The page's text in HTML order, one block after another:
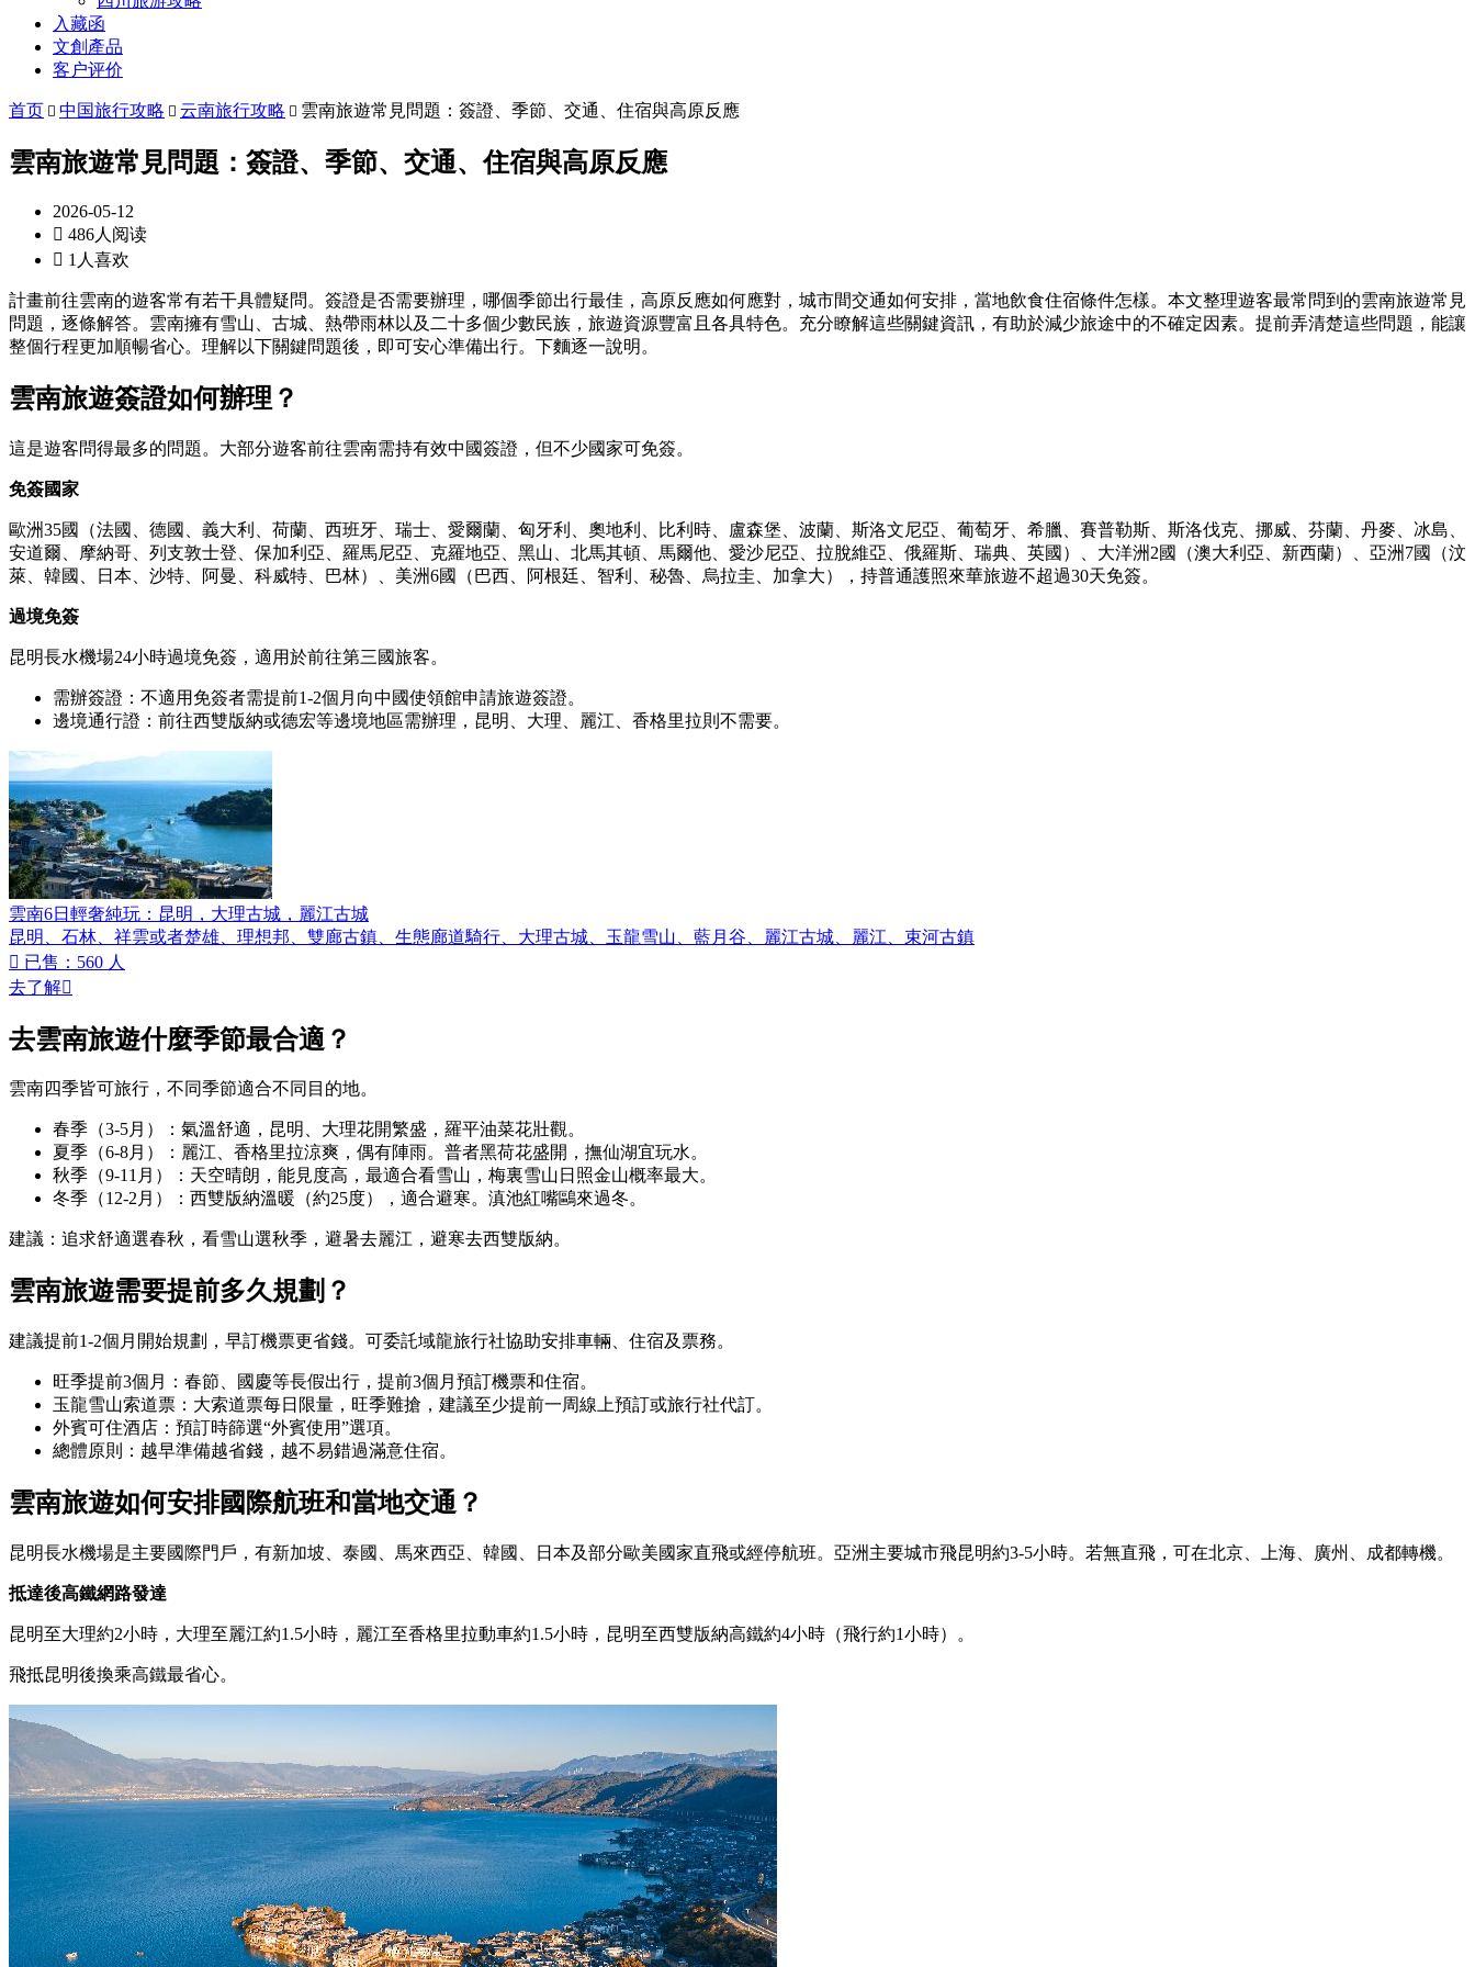
入藏函
文創產品
客户评价
首页  中国旅行攻略  云南旅行攻略  雲南旅遊常見問題：簽證、季節、交通、住宿與高原反應
雲南旅遊常見問題：簽證、季節、交通、住宿與高原反應
2026-05-12
 486人阅读
 1人喜欢
計畫前往雲南的遊客常有若干具體疑問。簽證是否需要辦理，哪個季節出行最佳，高原反應如何應對，城市間交通如何安排，當地飲食住宿條件怎樣。本文整理遊客最常問到的雲南旅遊常見
問題，逐條解答。雲南擁有雪山、古城、熱帶雨林以及二十多個少數民族，旅遊資源豐富且各具特色。充分瞭解這些關鍵資訊，有助於減少旅途中的不確定因素。提前弄清楚這些問題，能讓
整個行程更加順暢省心。理解以下關鍵問題後，即可安心準備出行。下麵逐一說明。
雲南旅遊簽證如何辦理？
這是遊客問得最多的問題。大部分遊客前往雲南需持有效中國簽證，但不少國家可免簽。
免簽國家
歐洲35國（法國、德國、義大利、荷蘭、西班牙、瑞士、愛爾蘭、匈牙利、奧地利、比利時、盧森堡、波蘭、斯洛文尼亞、葡萄牙、希臘、賽普勒斯、斯洛伐克、挪威、芬蘭、丹麥、冰島、
安道爾、摩納哥、列支敦士登、保加利亞、羅馬尼亞、克羅地亞、黑山、北馬其頓、馬爾他、愛沙尼亞、拉脫維亞、俄羅斯、瑞典、英國）、大洋洲2國（澳大利亞、新西蘭）、亞洲7國（汶
萊、韓國、日本、沙特、阿曼、科威特、巴林）、美洲6國（巴西、阿根廷、智利、秘魯、烏拉圭、加拿大），持普通護照來華旅遊不超過30天免簽。
過境免簽
昆明長水機場24小時過境免簽，適用於前往第三國旅客。
需辦簽證：不適用免簽者需提前1-2個月向中國使領館申請旅遊簽證。
邊境通行證：前往西雙版納或德宏等邊境地區需辦理，昆明、大理、麗江、香格里拉則不需要。
雲南6日輕奢純玩：昆明，大理古城，麗江古城
昆明、石林、祥雲或者楚雄、理想邦、雙廊古鎮、生態廊道騎行、大理古城、玉龍雪山、藍月谷、麗江古城、麗江、束河古鎮
 已售：560 人
去了解
去雲南旅遊什麼季節最合適？
雲南四季皆可旅行，不同季節適合不同目的地。
春季（3-5月）：氣溫舒適，昆明、大理花開繁盛，羅平油菜花壯觀。
夏季（6-8月）：麗江、香格里拉涼爽，偶有陣雨。普者黑荷花盛開，撫仙湖宜玩水。
秋季（9-11月）：天空晴朗，能見度高，最適合看雪山，梅裏雪山日照金山概率最大。
冬季（12-2月）：西雙版納溫暖（約25度），適合避寒。滇池紅嘴鷗來過冬。
建議：追求舒適選春秋，看雪山選秋季，避暑去麗江，避寒去西雙版納。
雲南旅遊需要提前多久規劃？
建議提前1-2個月開始規劃，早訂機票更省錢。可委託域龍旅行社協助安排車輛、住宿及票務。
旺季提前3個月：春節、國慶等長假出行，提前3個月預訂機票和住宿。
玉龍雪山索道票：大索道票每日限量，旺季難搶，建議至少提前一周線上預訂或旅行社代訂。
外賓可住酒店：預訂時篩選“外賓使用”選項。
總體原則：越早準備越省錢，越不易錯過滿意住宿。
雲南旅遊如何安排國際航班和當地交通？
昆明長水機場是主要國際門戶，有新加坡、泰國、馬來西亞、韓國、日本及部分歐美國家直飛或經停航班。亞洲主要城市飛昆明約3-5小時。若無直飛，可在北京、上海、廣州、成都轉機。
抵達後高鐵網路發達
昆明至大理約2小時，大理至麗江約1.5小時，麗江至香格里拉動車約1.5小時，昆明至西雙版納高鐵約4小時（飛行約1小時）。
飛抵昆明後換乘高鐵最省心。